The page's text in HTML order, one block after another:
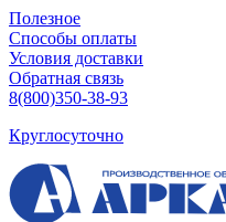
Полезное
Способы оплаты
Условия доставки
Обратная связь
8(800)350-38-93
Круглосуточно